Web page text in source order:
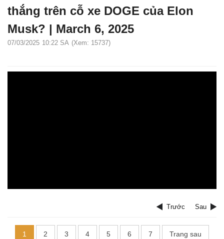
thắng trên cỗ xe DOGE của Elon
Musk? | March 6, 2025
07/03/2025 10:22 SA (Xem: 15737)
Trước Sau
1 2 3 4 5 6 7 Trang sau